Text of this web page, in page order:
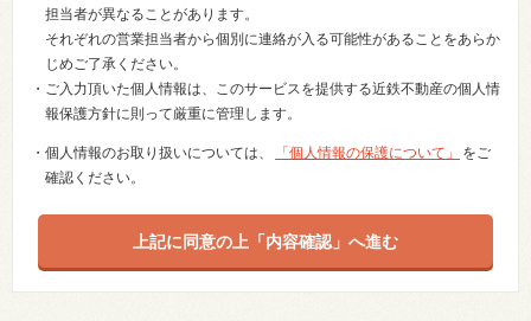
担当者が異なることがあります。
それぞれの営業担当者から個別に連絡が入る可能性があることをあらか
じめご了承ください。
・ご入力頂いた個人情報は、このサービスを提供する近鉄不動産の個人情
報保護方針に則って厳重に管理します。
・個人情報のお取り扱いについては、 「個人情報の保護について」
をご
確認ください。